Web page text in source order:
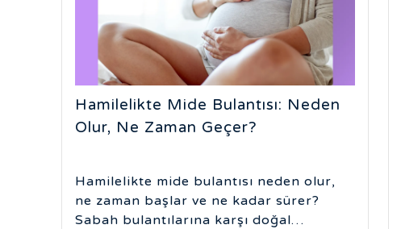
Hamilelikte Mide Bulantısı: Neden
Olur, Ne Zaman Geçer?
Hamilelikte mide bulantısı neden olur,
ne zaman başlar ve ne kadar sürer?
Sabah bulantılarına karşı doğal